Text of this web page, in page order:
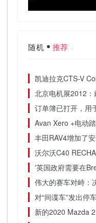
随机 推荐
凯迪拉克CTS-V
北京电机展2012
订单簿已打开，用
Avan Xero +电动
丰田RAV4增加了
沃尔沃C40
'英国政府需要在
伟大的赛车对峙：
对“间谍车”发出停
新的2020 Mazda